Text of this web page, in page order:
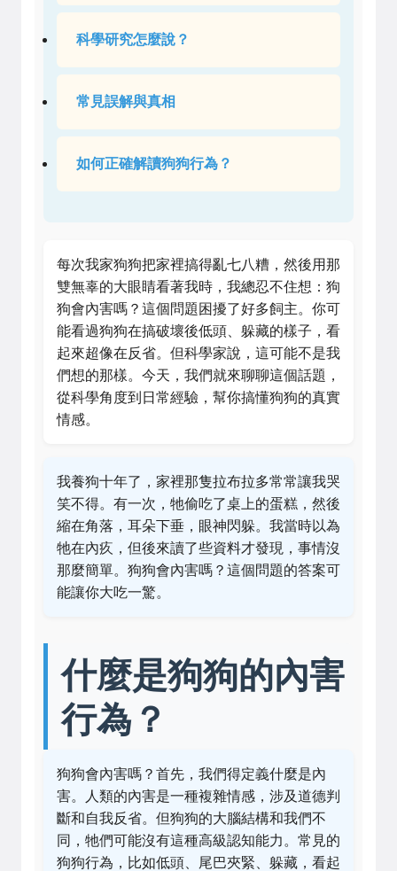
科學研究怎麼說？
常見誤解與真相
如何正確解讀狗狗行為？
每次我家狗狗把家裡搞得亂七八糟，然後用那
雙無辜的大眼睛看著我時，我總忍不住想：狗
狗會內害嗎？這個問題困擾了好多飼主。你可
能看過狗狗在搞破壞後低頭、躲藏的樣子，看
起來超像在反省。但科學家說，這可能不是我
們想的那樣。今天，我們就來聊聊這個話題，
從科學角度到日常經驗，幫你搞懂狗狗的真實
情感。
我養狗十年了，家裡那隻拉布拉多常常讓我哭
笑不得。有一次，牠偷吃了桌上的蛋糕，然後
縮在角落，耳朵下垂，眼神閃躲。我當時以為
牠在內疚，但後來讀了些資料才發現，事情沒
那麼簡單。狗狗會內害嗎？這個問題的答案可
能讓你大吃一驚。
什麼是狗狗的內害
行為？
狗狗會內害嗎？首先，我們得定義什麼是內
害。人類的內害是一種複雜情感，涉及道德判
斷和自我反省。但狗狗的大腦結構和我們不
同，牠們可能沒有這種高級認知能力。常見的
狗狗行為，比如低頭、尾巴夾緊、躲藏，看起